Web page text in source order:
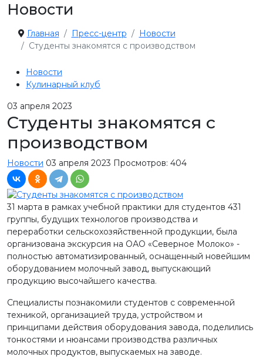
Новости
Главная Пресс-центр
Новости
Студенты знакомятся с производством
Новости
Кулинарный клуб
03 апреля 2023
Студенты знакомятся с
производством
Новости 03 апреля 2023 Просмотров: 404
31 марта в рамках учебной практики для студентов 431
группы, будущих технологов производства и
переработки сельскохозяйственной продукции, была
организована экскурсия на ОАО «Северное Молоко» -
полностью автоматизированный, оснащенный новейшим
оборудованием молочный завод, выпускающий
продукцию высочайшего качества.
Специалисты познакомили студентов с современной
техникой, организацией труда, устройством и
принципами действия оборудования завода, поделились
тонкостями и нюансами производства различных
молочных продуктов, выпускаемых на заводе.